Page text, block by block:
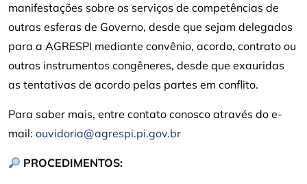
manifestações sobre os serviços de competências de
outras esferas de Governo, desde que sejam delegados
para a AGRESPI mediante convênio, acordo, contrato ou
outros instrumentos congêneres, desde que exauridas
as tentativas de acordo pelas partes em conflito.
Para saber mais, entre contato conosco através do e-
mail: ouvidoria@agrespi.pi.gov.br
PROCEDIMENTOS: